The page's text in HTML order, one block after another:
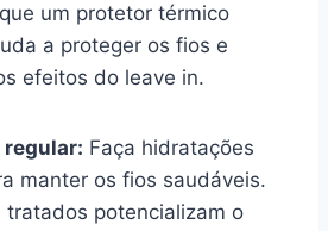
um protetor térmico
a proteger os fios e
efeitos do leave in.
regular: Faça hidratações
manter os fios saudáveis.
tratados potencializam o